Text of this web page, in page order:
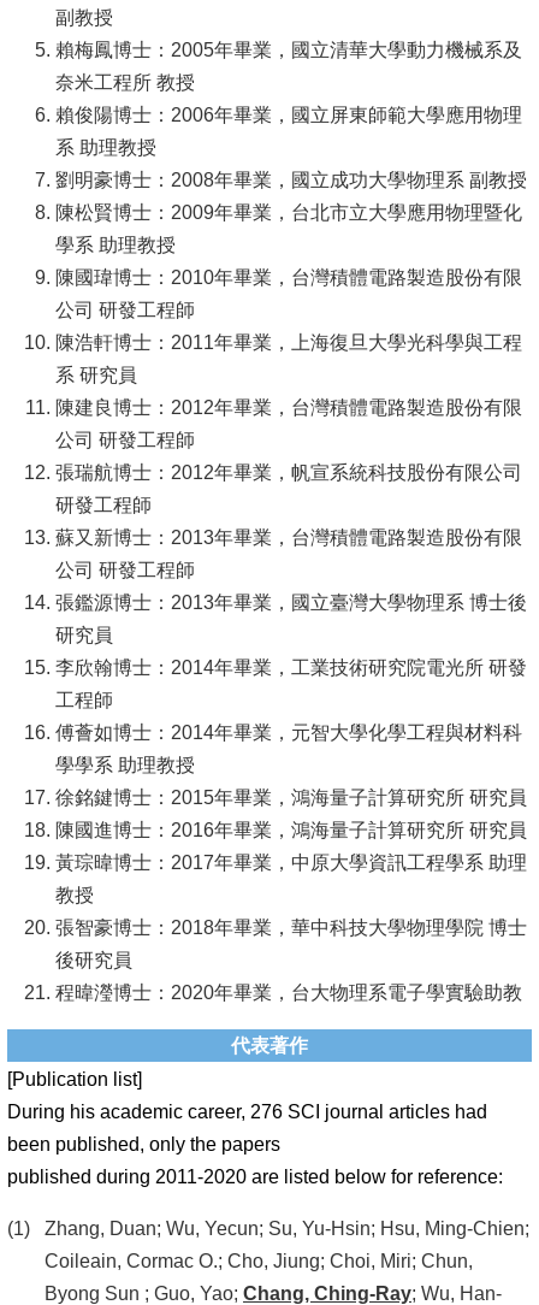
副教授
賴梅鳳博士：2005年畢業，國立清華大學動力機械系及
奈米工程所 教授
賴俊陽博士：2006年畢業，國立屏東師範大學應用物理
系 助理教授
劉明豪博士：2008年畢業，國立成功大學物理系 副教授
陳松賢博士：2009年畢業，台北市立大學應用物理暨化
學系 助理教授
陳國瑋博士：2010年畢業，台灣積體電路製造股份有限
公司 研發工程師
陳浩軒博士：2011年畢業，上海復旦大學光科學與工程
系 研究員
陳建良博士：2012年畢業，台灣積體電路製造股份有限
公司 研發工程師
張瑞航博士：2012年畢業，帆宣系統科技股份有限公司
研發工程師
蘇又新博士：2013年畢業，台灣積體電路製造股份有限
公司 研發工程師
張鑑源博士：2013年畢業，國立臺灣大學物理系 博士後
研究員
李欣翰博士：2014年畢業，工業技術研究院電光所 研發
工程師
傅薈如博士：2014年畢業，元智大學化學工程與材料科
學學系 助理教授
徐銘鍵博士：2015年畢業，鴻海量子計算研究所 研究員
陳國進博士：2016年畢業，鴻海量子計算研究所 研究員
黃琮暐博士：2017年畢業，中原大學資訊工程學系 助理
教授
張智豪博士：2018年畢業，華中科技大學物理學院 博士
後研究員
程暐瀅博士：2020年畢業，台大物理系電子學實驗助教
代表著作
[Publication list]
During his academic career, 276 SCI journal articles had
been published, only the papers
published during 2011-2020 are listed below for reference:
Zhang, Duan; Wu, Yecun; Su, Yu-Hsin; Hsu, Ming-Chien;
Coileain, Cormac O.; Cho, Jiung; Choi, Miri; Chun,
Byong Sun ; Guo, Yao; Chang, Ching-Ray; Wu, Han-